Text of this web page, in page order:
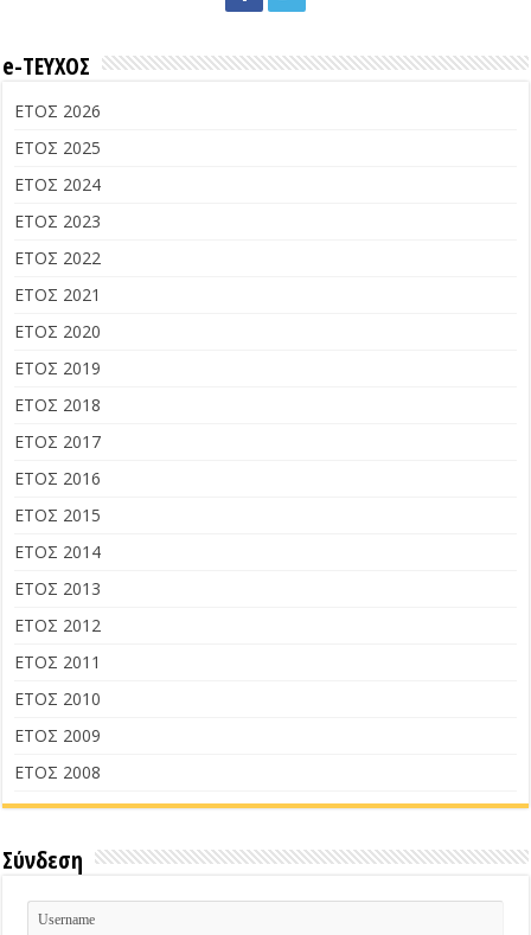
e-ΤΕΥΧΟΣ
ΕΤΟΣ 2026
ΕΤΟΣ 2025
ΕΤΟΣ 2024
ΕΤΟΣ 2023
ΕΤΟΣ 2022
ΕΤΟΣ 2021
ΕΤΟΣ 2020
ΕΤΟΣ 2019
ΕΤΟΣ 2018
ΕΤΟΣ 2017
ΕΤΟΣ 2016
ΕΤΟΣ 2015
ΕΤΟΣ 2014
ΕΤΟΣ 2013
ΕΤΟΣ 2012
ΕΤΟΣ 2011
ΕΤΟΣ 2010
ΕΤΟΣ 2009
ΕΤΟΣ 2008
Σύνδεση